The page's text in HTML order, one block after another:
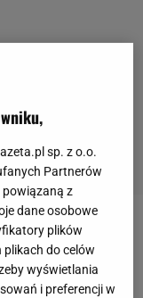
formę.
turniejem
Indian
sp. z o.o.
Partnerów
powiązaną z
dane osobowe
plików
do celów
wyświetlania
i preferencji w